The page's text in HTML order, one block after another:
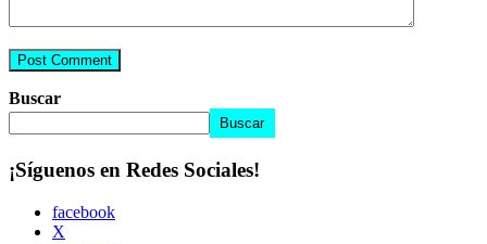
Buscar
Buscar
¡Síguenos en Redes Sociales!
facebook
X